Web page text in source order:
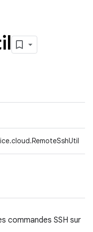
commandes SSH sur